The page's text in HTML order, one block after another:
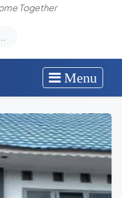
Together
Menu